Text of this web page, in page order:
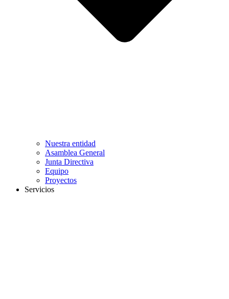
Nuestra entidad
Asamblea General
Junta Directiva
Equipo
Proyectos
Servicios